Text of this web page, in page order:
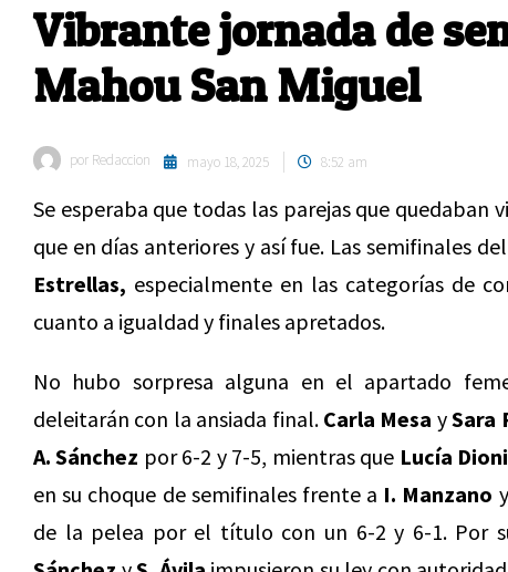
Vibrante jornada de
Mahou San Miguel
por Redaccion mayo 18, 2025 8:52 am
Se esperaba que todas las parejas que quedaban
que en días anteriores y así fue. Las semifinales
Estrellas, especialmente en las categorías de
cuanto a igualdad y finales apretados.
No hubo sorpresa alguna en el apartado
deleitarán con la ansiada final. Carla Mesa ySara
A. Sánchez por 6-2 y 7-5, mientras que Lucía
en su choque de semifinales frente a I. Manzano y
de la pelea por el título con un 6-2 y 6-1. Por